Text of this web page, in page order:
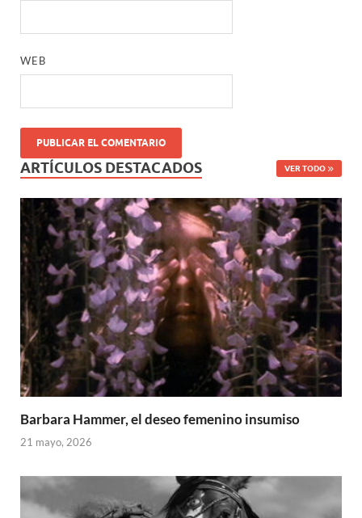
WEB
ARTÍCULOS DESTACADOS VER TODO
Barbara Hammer, el deseo femenino insumiso
21 mayo, 2026